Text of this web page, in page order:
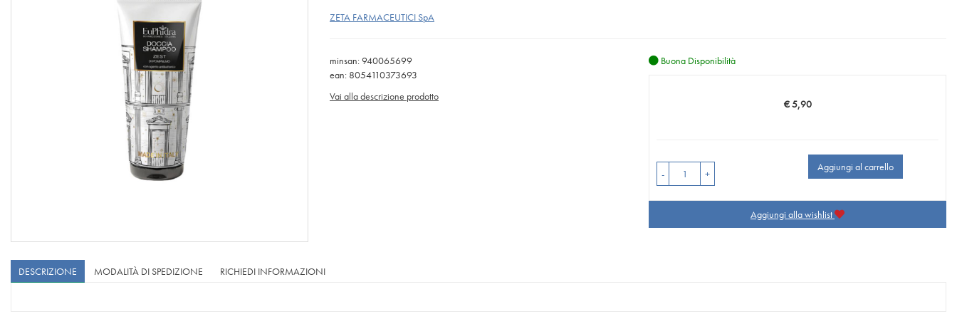
ZETA FARMACEUTICI SpA
minsan: 940065699
ean: 8054110373693
Vai alla descrizione prodotto
Buona Disponibilità
Prezzo
€ 5,90
- +
Aggiungi al carrello
Aggiungi alla wishlist
DESCRIZIONE MODALITÀ DI SPEDIZIONE RICHIEDI INFORMAZIONI